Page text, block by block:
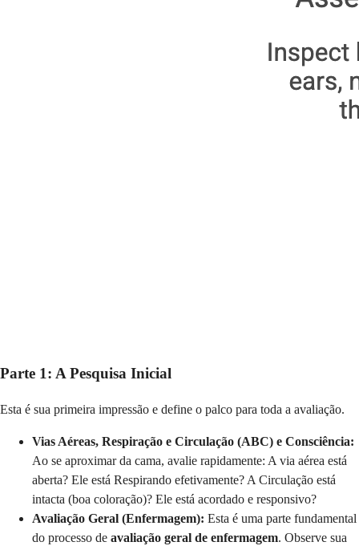
Parte 1: A Pesquisa Inicial
Esta é sua primeira impressão e define o palco para toda a avaliação.
Vias Aéreas, Respiração e Circulação (ABC) e Consciência:
Ao se aproximar da cama, avalie rapidamente: A via aérea está
aberta? Ele está Respirando efetivamente? A Circulação está
intacta (boa coloração)? Ele está acordado e responsivo?
Avaliação Geral (Enfermagem): Esta é uma parte fundamental
do processo de avaliação geral de enfermagem. Observe sua